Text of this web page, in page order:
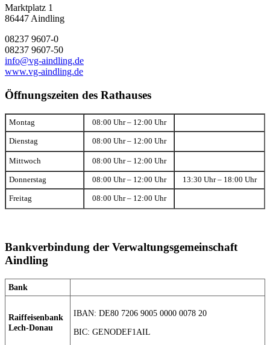
Marktplatz 1
86447 Aindling
08237 9607-0
08237 9607-50
info@vg-aindling.de
www.vg-aindling.de
Öffnungszeiten des Rathauses
Montag 08:00 Uhr – 12:00 Uhr
Dienstag 08:00 Uhr – 12:00 Uhr
Mittwoch 08:00 Uhr – 12:00 Uhr
Donnerstag 08:00 Uhr – 12:00 Uhr 13:30 Uhr – 18:00 Uhr
Freitag 08:00 Uhr – 12:00 Uhr
Bankverbindung der Verwaltungsgemeinschaft
Aindling
Bank
Raiffeisenbank
Lech-Donau
IBAN: DE80 7206 9005 0000 0078 20
BIC: GENODEF1AIL